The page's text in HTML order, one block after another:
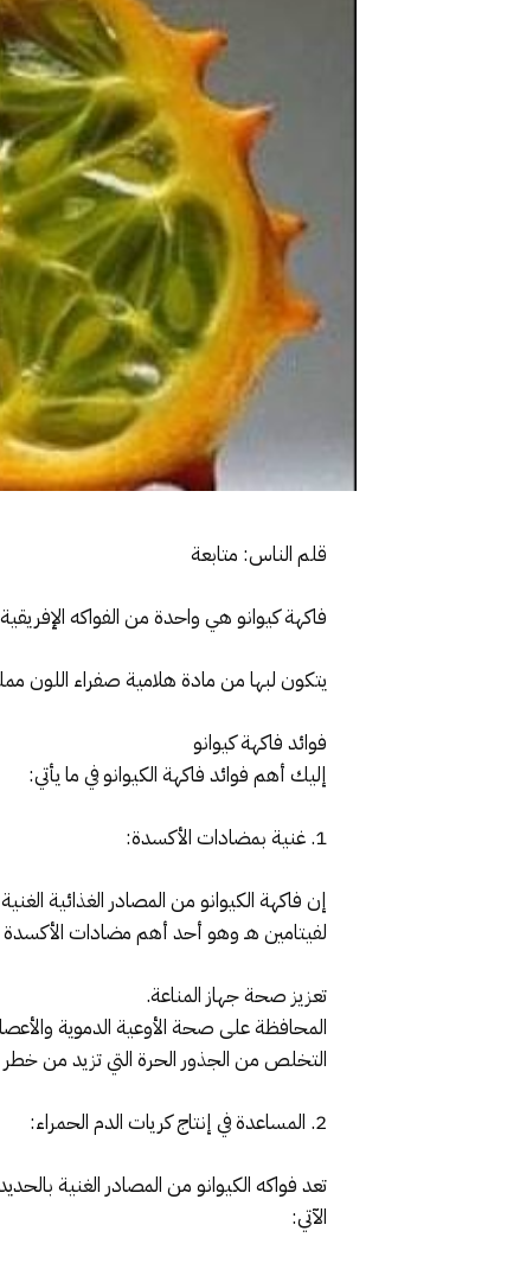
قلم الناس: متابعة
فاكهة كيوانو هي واحدة من الفواكه الإفريقية
يتكون لبها من مادة هلامية صفراء اللون
فوائد فاكهة كيوانو
إليك أهم فوائد فاكهة الكيوانو في ما يأتي:
1. غنية بمضادات الأكسدة:
لفيتامين هـ وهو أحد أهم مضادات الأكسدة
تعزيز صحة جهاز المناعة.
المحافظة على صحة الأوعية الدموية
التخلص من الجذور الحرة التي تزيد من
2. المساعدة في إنتاج كريات الدم الحمراء:
تعد فواكه الكيوانو من المصادر الغنية
الآتي: